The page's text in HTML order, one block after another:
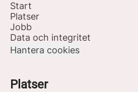
Start
Platser
Jobb
Data och integritet
Hantera cookies
Platser